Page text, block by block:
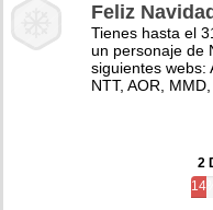
Feliz
Tienes hasta el
un personaje de
siguientes webs:
NTT, AOR, MMD,
2
14%